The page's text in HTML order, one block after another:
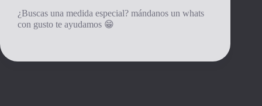
¿Buscas una medida especial? mándanos un whats
con gusto te ayudamos 😁